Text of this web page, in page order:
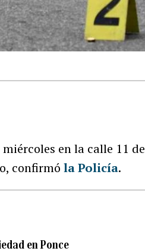
en la calle 11
confirmóla Policía.
en Ponce